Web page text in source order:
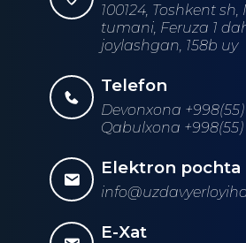
100124, Toshkent
tumani, Feruza 1
joylashgan, 158b uy
Telefon
Devonxona
Qabulxona
Elektron pochta
E-Xat